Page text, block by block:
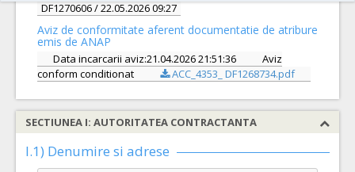
DF1270606/ 22.05.2026 09:27
Aviz de conformitate aferent documentatie de atribure
emis de ANAP
Data incarcarii aviz:21.04.2026 21:51:36
Aviz
conform conditionat
ACC_4353_ DF1268734.pdf
SECTIUNEA I: AUTORITATEA CONTRACTANTA
I.1) Denumire si adrese